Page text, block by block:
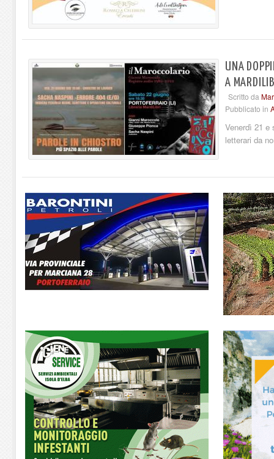
UNA
A
Scritto da
Pubblicato in
Venerdì 21 e
letterari da